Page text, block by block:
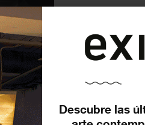
Descubre las